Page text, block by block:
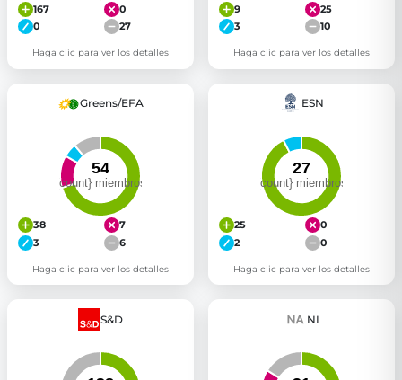
167
0
0
27
Haga clic para ver los detalles
9
25
3
10
Haga clic para ver los detalles
Greens/EFA
38
7
3
6
Haga clic para ver los detalles
ESN
25
0
2
0
Haga clic para ver los detalles
S&D NI